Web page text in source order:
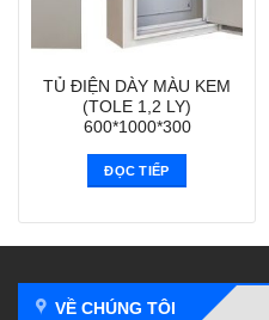
TỦ ĐIỆN DÀY MÀU KEM
(TOLE 1,2 LY)
600*1000*300
ĐỌC TIẾP
VỀ CHÚNG TÔI